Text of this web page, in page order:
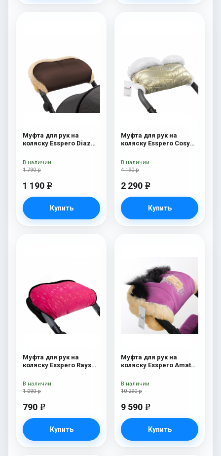
Муфта для рук на
коляску Esspero Diaz
Chocolat
1 790 р
1 190 e
Купить
В наличии
Муфта для рук на
коляску Esspero Cosy
4 190 р
2 290 e
Купить
В наличии
Муфта для рук на
коляску Esspero Rays
1 090 р
790 e
Купить
В наличии
Муфта для рук на
коляску Esspero Amato
10 290 р
9 590 e
Купить
В наличии